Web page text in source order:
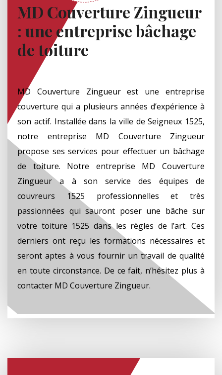
MD Couverture Zingueur
: une entreprise bâchage
de toiture
MD Couverture Zingueur est une entreprise
couverture qui a plusieurs années d’expérience à
son actif. Installée dans la ville de Seigneux 1525,
notre entreprise MD Couverture Zingueur
propose ses services pour effectuer un bâchage
de toiture. Notre entreprise MD Couverture
Zingueur a à son service des équipes de
couvreurs 1525 professionnelles et très
passionnées qui sauront poser une bâche sur
votre toiture 1525 dans les règles de l’art. Ces
derniers ont reçu les formations nécessaires et
seront aptes à vous fournir un travail de qualité
en toute circonstance. De ce fait, n’hésitez plus à
contacter MD Couverture Zingueur.